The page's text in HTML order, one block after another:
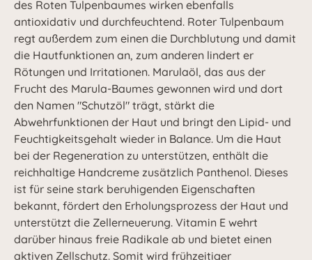
des Roten Tulpenbaumes wirken ebenfalls
antioxidativ und durchfeuchtend. Roter Tulpenbaum
regt außerdem zum einen die Durchblutung und damit
die Hautfunktionen an, zum anderen lindert er
Rötungen und Irritationen. Marulaöl, das aus der
Frucht des Marula-Baumes gewonnen wird und dort
den Namen "Schutzöl" trägt, stärkt die
Abwehrfunktionen der Haut und bringt den Lipid- und
Feuchtigkeitsgehalt wieder in Balance. Um die Haut
bei der Regeneration zu unterstützen, enthält die
reichhaltige Handcreme zusätzlich Panthenol. Dieses
ist für seine stark beruhigenden Eigenschaften
bekannt, fördert den Erholungsprozess der Haut und
unterstützt die Zellerneuerung. Vitamin E wehrt
darüber hinaus freie Radikale ab und bietet einen
aktiven Zellschutz. Somit wird frühzeitiger